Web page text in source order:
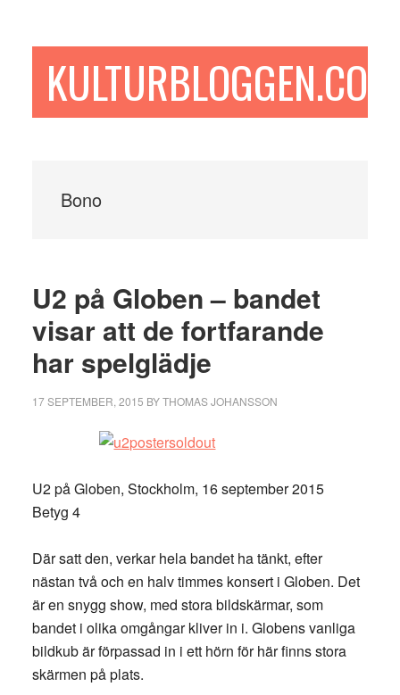
sidofältetKULTURBLOGGEN.COM
Bono
U2 på Globen – bandet
visar att de fortfarande
har spelglädje
17 SEPTEMBER, 2015 BYTHOMAS JOHANSSON
U2 på Globen, Stockholm, 16 september 2015
Betyg 4
Där satt den, verkar hela bandet ha tänkt, efter
nästan två och en halv timmes konsert i Globen. Det
är en snygg show, med stora bildskärmar, som
bandet i olika omgångar kliver in i. Globens vanliga
bildkub är förpassad in i ett hörn för här finns stora
skärmen på plats.